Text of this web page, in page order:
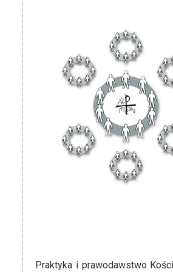
Praktyka i prawodawstwo